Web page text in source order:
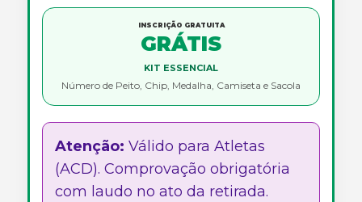
INSCRIÇÃO GRATUITA
GRÁTIS
KIT ESSENCIAL
Número de Peito, Chip, Medalha, Camiseta e Sacola
Atenção: Válido para Atletas
(ACD). Comprovação obrigatória
com laudo no ato da retirada.